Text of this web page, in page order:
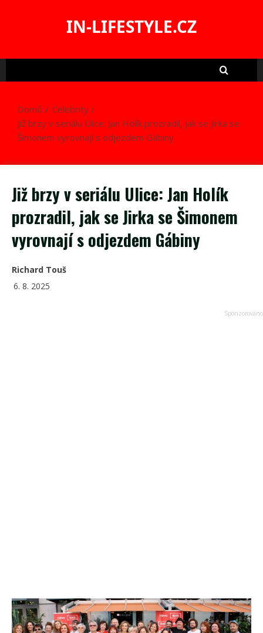
IN-LIFESTYLE.CZ
Domů
Celebrity
Již brzy v seriálu Ulice: Jan Holík prozradil, jak se Jirka se
Šimonem vyrovnají s odjezdem Gábiny
Již brzy v seriálu Ulice: Jan Holík
prozradil, jak se Jirka se Šimonem
vyrovnají s odjezdem Gábiny
Richard Touš
6. 8. 2025